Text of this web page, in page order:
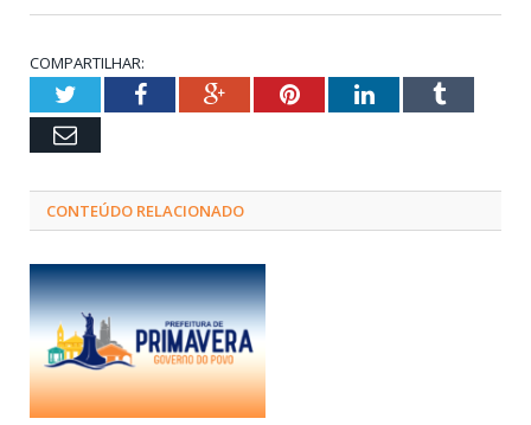
COMPARTILHAR:
TwitterFacebookGoogle+PinterestLinkedInTumblr
Email
CONTEÚDO RELACIONADO